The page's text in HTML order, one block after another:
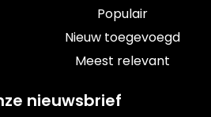
Populair
Nieuw toegevoegd
Meest relevant
nieuwsbrief